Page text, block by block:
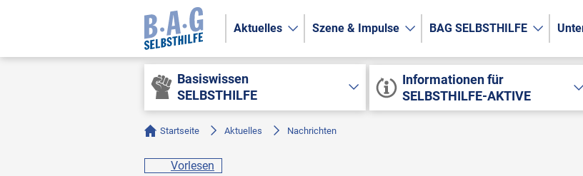
Aktuelles Szene & Impulse BAG SELBSTHILFE
Basiswissen
SELBSTHILFE
Informationen für
SELBSTHILFE-AKTIVE
Startseite Aktuelles Nachrichten
Vorlesen